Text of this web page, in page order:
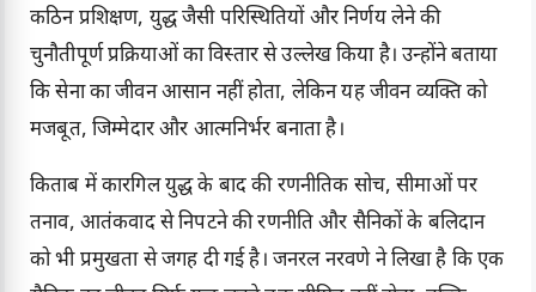
कठिन प्रशिक्षण, युद्ध जैसी परिस्थितियों और निर्णय लेने की
चुनौतीपूर्ण प्रक्रियाओं का विस्तार से उल्लेख किया है। उन्होंने बताया
कि सेना का जीवन आसान नहीं होता, लेकिन यह जीवन व्यक्ति को
मजबूत, जिम्मेदार और आत्मनिर्भर बनाता है।
किताब में कारगिल युद्ध के बाद की रणनीतिक सोच, सीमाओं पर
तनाव, आतंकवाद से निपटने की रणनीति और सैनिकों के बलिदान
को भी प्रमुखता से जगह दी गई है। जनरल नरवणे ने लिखा है कि एक